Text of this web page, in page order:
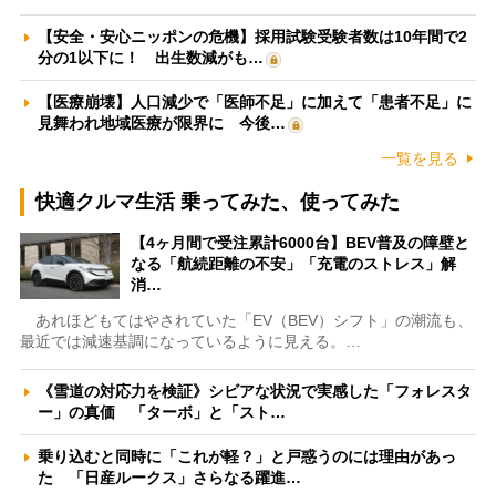
【安全・安心ニッポンの危機】採用試験受験者数は10年間で2
分の1以下に！ 出生数減がも…
【医療崩壊】人口減少で「医師不足」に加えて「患者不足」に
見舞われ地域医療が限界に 今後…
一覧を見る
快適クルマ生活 乗ってみた、使ってみた
【4ヶ月間で受注累計6000台】BEV普及の障壁と
なる「航続距離の不安」「充電のストレス」解
消…
あれほどもてはやされていた「EV（BEV）シフト」の潮流も、
最近では減速基調になっているように見える。…
《雪道の対応力を検証》シビアな状況で実感した「フォレスタ
ー」の真価 「ターボ」と「スト…
乗り込むと同時に「これが軽？」と戸惑うのには理由があっ
た 「日産ルークス」さらなる躍進…